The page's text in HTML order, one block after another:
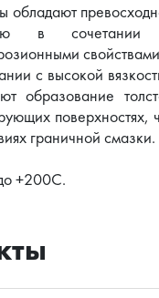
обладают
в
с высокой
образование
поверхностях,
граничной смазки.
+200С.